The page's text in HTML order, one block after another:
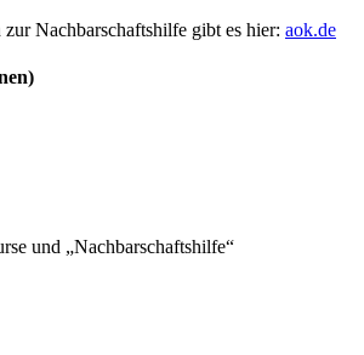
Nachbarschaftshilfe gibt es hier: aok.de
und „Nachbarschaftshilfe“